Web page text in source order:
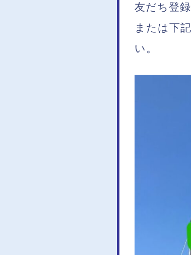
友だち登
または下
い。